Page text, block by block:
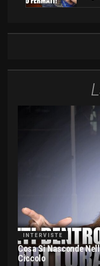
INTERVISTE
Cosa Si Nasconde
Ciccolo